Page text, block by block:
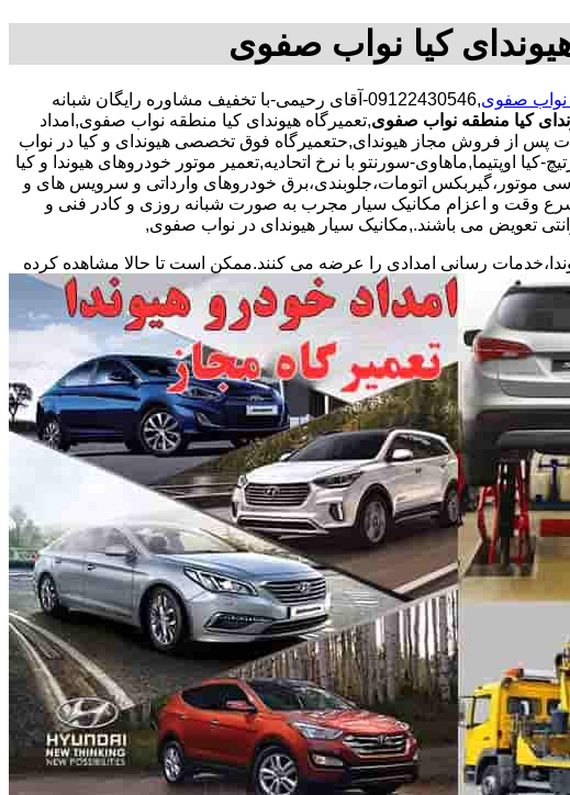
کیا نواب صفوی
نواب صفوی
,09122430546-آقای رحیمی-با تخفیف مشاوره رایگان شبانه
کیا منطقه نواب صفوی,تعمیرگاه هیوندای کیا منطقه نواب صفوی,امداد
پس از فروش مجاز هیوندای,حتعمیرگاه فوق تخصصی هیوندای و کیا در نواب
اوپتیما‌,ماهاوی-سورنتو با نرخ اتحادیه,تعمیر موتور خودروهای هیوندا و کیا
موتور،گیربکس اتومات،جلوبندی،برق خودروهای وارداتی و سرویس های و
وقت و اعزام مکانیک سیار مجرب به صورت شبانه روزی و کادر فنی و
تعویض می باشند.,مکانیک سیار هیوندای در نواب صفوی,
رسانی امدادی را عرضه می کنند.ممکن است تا حالا مشاهده کرده